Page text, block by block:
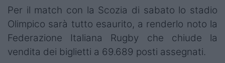
Per il match con la Scozia di sabato lo stadio
Olimpico sarà tutto esaurito, a renderlo noto la
Federazione Italiana Rugby che chiude la
vendita dei biglietti a 69.689 posti assegnati.